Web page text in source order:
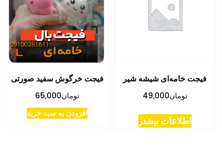
فیجت خامه‌ای شیشه شیر
تومان49,000
اطلاعات بیشتر
فیجت خرگوش سفید صورتی
تومان65,000
افزودن به سبد خرید